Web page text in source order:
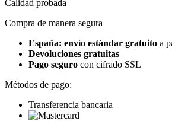
Calidad probada
Compra de manera segura
España: envío estándar gratuito a
Devoluciones gratuitas
Pago seguro con cifrado SSL
Métodos de pago:
Transferencia bancaria